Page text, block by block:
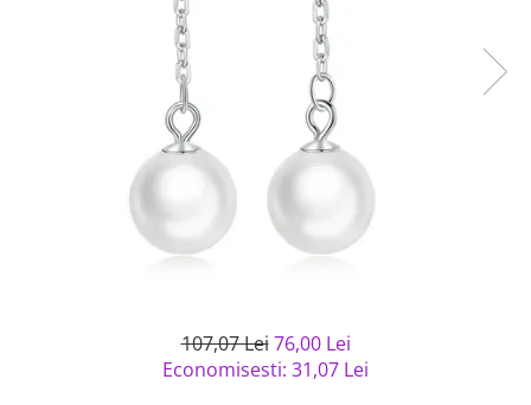
Bijuterii argint placat cu aur
Bijuterii argint cu diverse
Bijuterii argint cu murano
Bijuterii gotice si rock
Bijuterii Handmade
Casete si cutii de bijuterii
Bijuterii tungsten
107,07 Lei 76,00 Lei
Economisesti: 31,07 Lei